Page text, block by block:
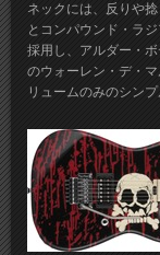
ネックには、反りや
とコンパウンド・ラ
採用し、アルダー・
のウォーレン・デ・
リュームのみのシンプ